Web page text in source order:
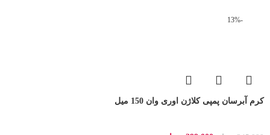
-13%
کرم آبرسان پمپی کلاژن اوری وان 150 میل